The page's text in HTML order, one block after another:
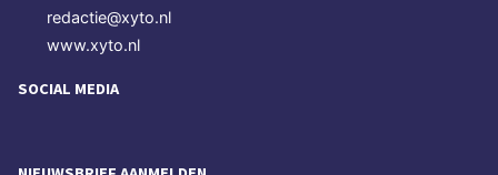
redactie@xyto.nl
www.xyto.nl
SOCIAL MEDIA